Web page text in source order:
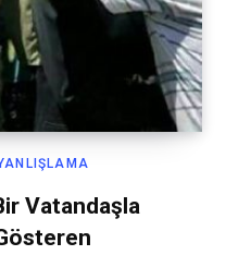
Vatandaşla